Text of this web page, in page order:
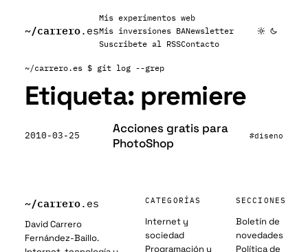
~/carrero.es
Mis experimentos web
Mis inversiones BANewsletter
Suscribete al RSSContacto
~/carrero.es $ git log --grep
Etiqueta: premiere
2010-03-25
Acciones gratis para
PhotoShop
#diseno
~/carrero.es
David Carrero
Fernández-Baillo.
CATEGORÍAS
Internet y
sociedad
Programación y
SECCIONES
Boletín de
novedades
Política de